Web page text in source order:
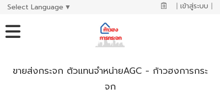
Select Language ▼ | เข้าสู่ระบบ |
ขายส่งกระจก ตัวแทนจำหน่ายAGC - ก้าวฮงการกระ
จก